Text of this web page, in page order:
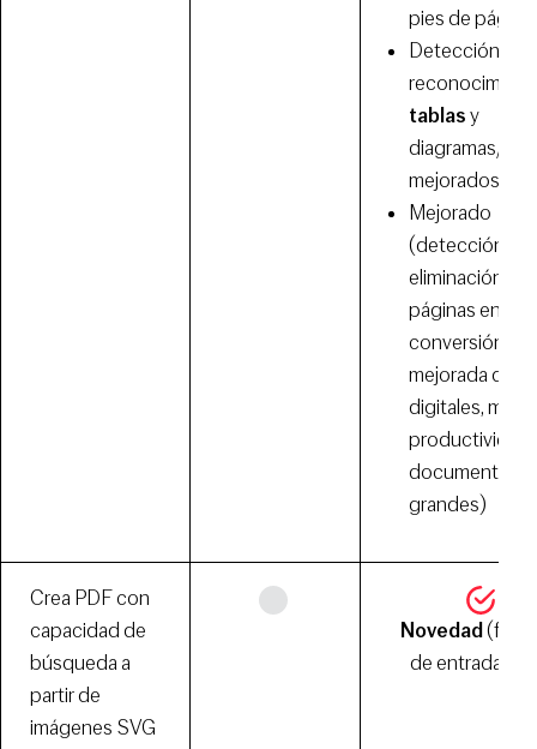
pies de página
Detección y
tablasy
diagramas/
mejorados
Mejorado
(detección y
eliminación de
páginas en
conversión
mejorada de
digitales,
productividad
documentos
grandes)
Crea PDF con
capacidad de
búsqueda a
partir de
imágenes SVG
Novedad
de entrada